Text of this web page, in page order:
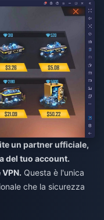
un partner ufficiale,
del tuo account.
Questa è l'unica
che la sicurezza